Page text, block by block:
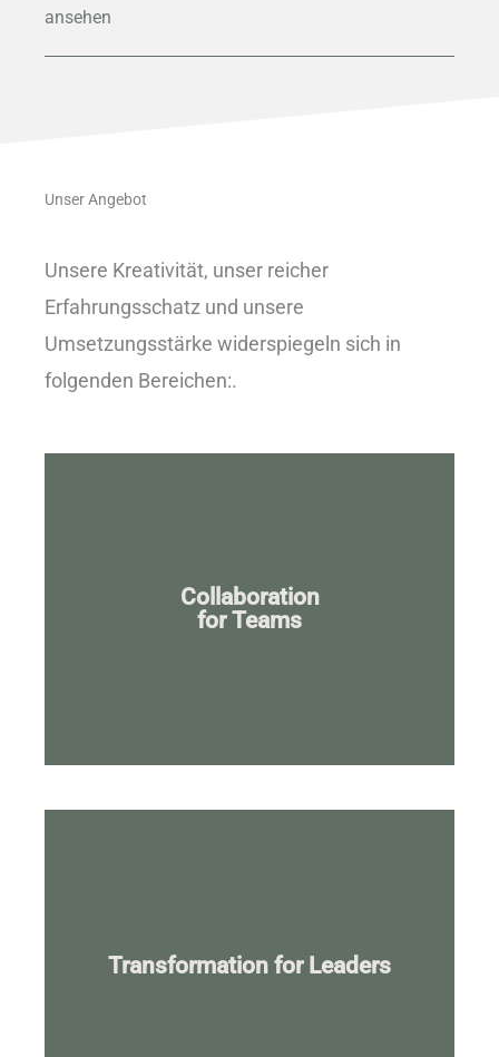
ansehen
Unser Angebot
Unsere Kreativität, unser reicher
Erfahrungsschatz und unsere
Umsetzungsstärke widerspiegeln sich in
folgenden Bereichen:.
Collaboration
for Teams
macht den Unterschied!
Transformation for Leaders